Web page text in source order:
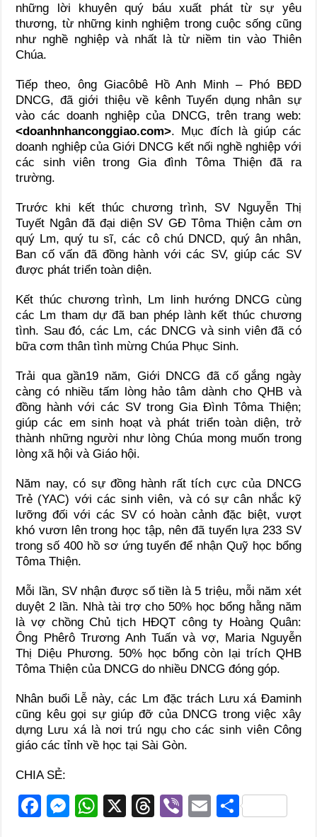
những lời khuyên quý báu xuất phát từ sự yêu
thương, từ những kinh nghiệm trong cuộc sống cũng
như nghề nghiệp và nhất là từ niềm tin vào Thiên
Chúa.
Tiếp theo, ông Giacôbê Hồ Anh Minh – Phó BĐD
DNCG, đã giới thiệu về kênh Tuyển dụng nhân sự
vào các doanh nghiệp của DNCG, trên trang web:
<doanhnhanconggiao.com>. Mục đích là giúp các
doanh nghiệp của Giới DNCG kết nối nghề nghiệp với
các sinh viên trong Gia đình Tôma Thiện đã ra
trường.
Trước khi kết thúc chương trình, SV Nguyễn Thị
Tuyết Ngân đã đại diện SV GĐ Tôma Thiện cảm ơn
quý Lm, quý tu sĩ, các cô chú DNCD, quý ân nhân,
Ban cố vấn đã đồng hành với các SV, giúp các SV
được phát triển toàn diện.
Kết thúc chương trình, Lm linh hướng DNCG cùng
các Lm tham dự đã ban phép lành kết thúc chương
tình. Sau đó, các Lm, các DNCG và sinh viên đã có
bữa cơm thân tình mừng Chúa Phục Sinh.
Trải qua gần19 năm, Giới DNCG đã cố gắng ngày
càng có nhiều tấm lòng hảo tâm dành cho QHB và
đồng hành với các SV trong Gia Đình Tôma Thiện;
giúp các em sinh hoạt và phát triển toàn diện, trở
thành những người như lòng Chúa mong muốn trong
lòng xã hội và Giáo hội.
Năm nay, có sự đồng hành rất tích cực của DNCG
Trẻ (YAC) với các sinh viên, và có sự cân nhắc kỹ
lưỡng đối với các SV có hoàn cảnh đặc biệt, vượt
khó vươn lên trong học tập, nên đã tuyển lựa 233 SV
trong số 400 hồ sơ ứng tuyển để nhận Quỹ học bổng
Tôma Thiện.
Mỗi lần, SV nhận được số tiền là 5 triệu, mỗi năm xét
duyệt 2 lần. Nhà tài trợ cho 50% học bổng hằng năm
là vợ chồng Chủ tịch HĐQT công ty Hoàng Quân:
Ông Phêrô Trương Anh Tuấn và vợ, Maria Nguyễn
Thị Diệu Phương. 50% học bổng còn lại trích QHB
Tôma Thiện của DNCG do nhiều DNCG đóng góp.
Nhân buổi Lễ này, các Lm đặc trách Lưu xá Đaminh
cũng kêu gọi sự giúp đỡ của DNCG trong việc xây
dựng Lưu xá là nơi trú ngụ cho các sinh viên Công
giáo các tỉnh về học tại Sài Gòn.
CHIA SẺ:
F
M
W
X
T
Vi
E S